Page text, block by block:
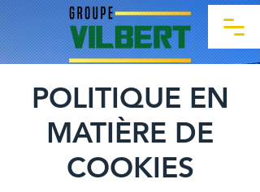
POLITIQUE EN
MATIÈRE DE
COOKIES